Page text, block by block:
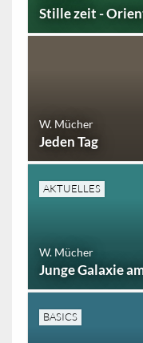
Stille zeit -
W. Mücher
Jeden Tag
AKTUELLES
W. Mücher
Junge Galaxie
BASICS